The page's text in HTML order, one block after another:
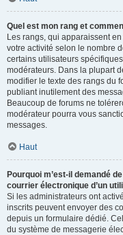
Quel est mon rang et
Les rangs, qui apparaissent
votre activité selon le nombre
certains utilisateurs
modérateurs. Dans la plupart
modifier le texte des rangs du
publiant inutilement des
Beaucoup de forums ne
modérateur pourra vous
messages.
Haut
Pourquoi m’est-il demandé
courrier électronique d’un
Si les administrateurs ont
inscrits peuvent envoyer des
depuis un formulaire dédié.
du système de messagerie